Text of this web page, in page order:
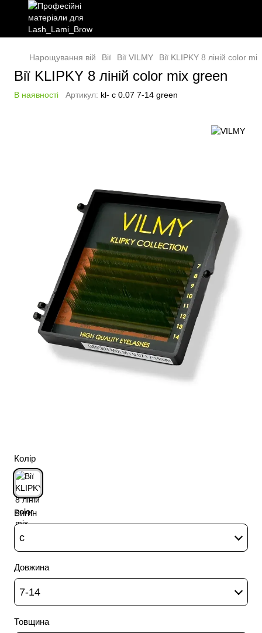
Нарощування вій Вії Вії VILMY Вії KLIPKY 8 ліній color
Вії KLIPKY 8 ліній color mix green
В наявності Артикул: kl- c 0.07 7-14 green
Колір
Вигин
c
Довжина
7-14
Товщина